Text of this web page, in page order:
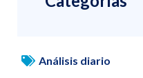
Análisis diario